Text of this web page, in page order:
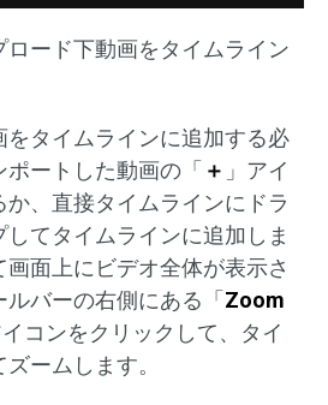
ロード下動画をタイムライン
タイムラインに追加する必
ートした動画の「 ＋ 」アイ
、直接タイムラインにドラ
てタイムラインに追加しま
面上にビデオ全体が表示さ
バーの右側にある「Zoom
イコンをクリックして、タイ
ームします。